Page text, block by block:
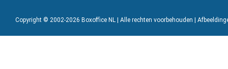
Copyright © 2002-2026 Boxoffice NL | Alle rechten voorbehouden |